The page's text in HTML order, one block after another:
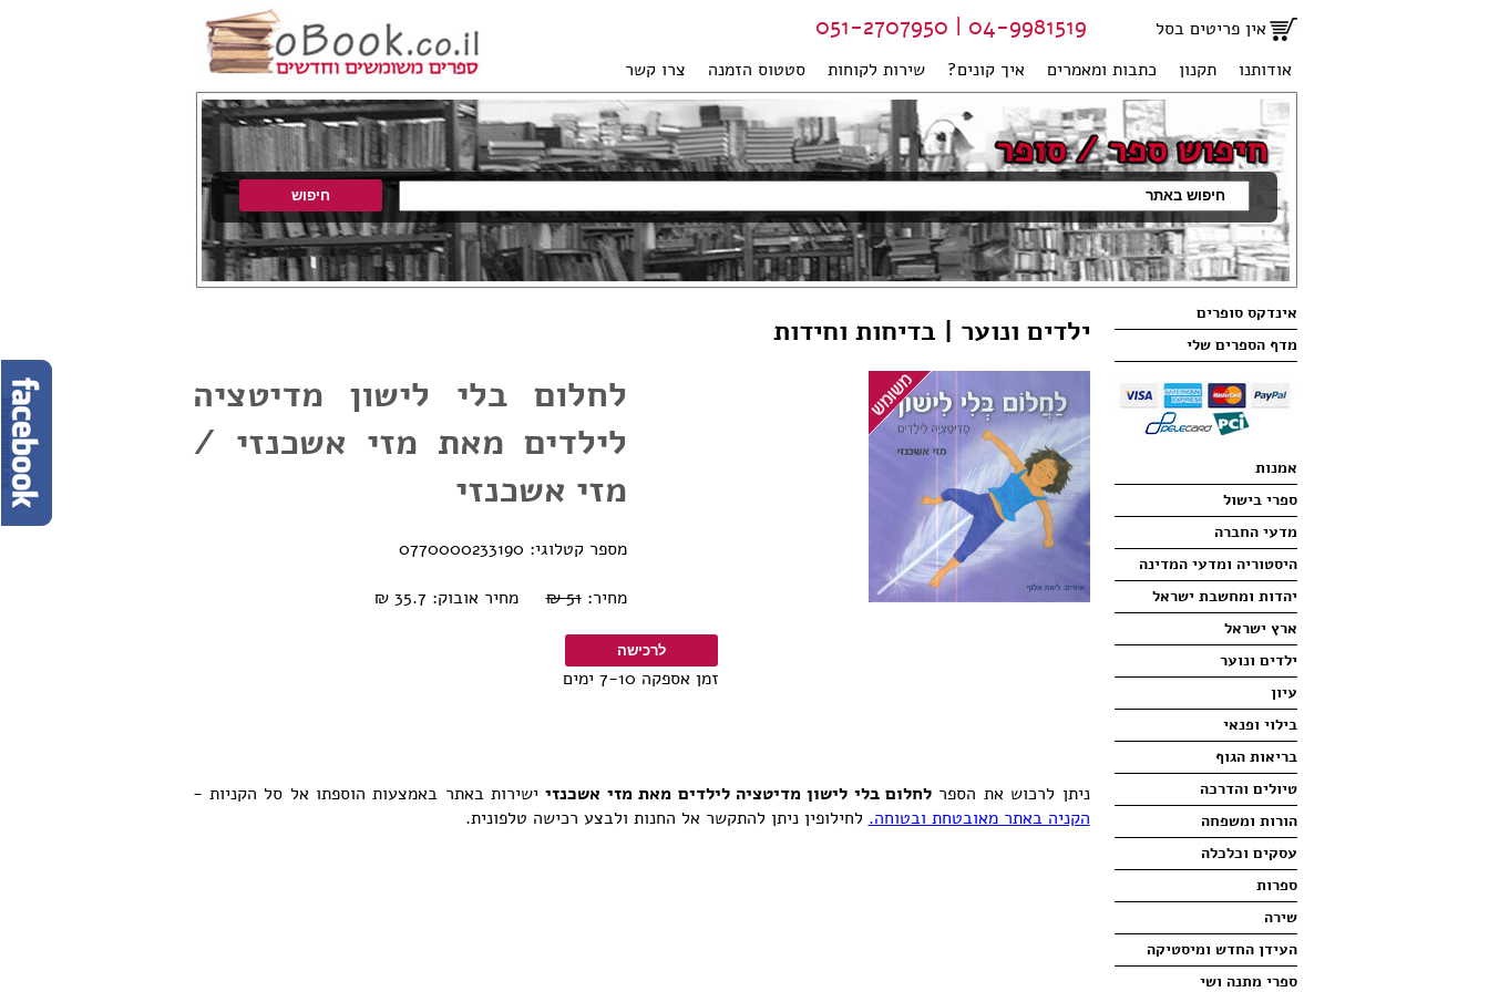
אין פריטים בסל
אודותנו
תקנון כתבות ומאמרים איך קונים? שירות לקוחות סטטוס הזמנה צרו קשר
04-9981519 | 051-2707950
אינדקס סופרים
מדף הספרים שלי
אמנות
ספרי בישול
מדעי החברה
היסטוריה ומדעי המדינה
יהדות ומחשבת ישראל
ארץ ישראל
ילדים ונוער
עיון
בילוי ופנאי
בריאות הגוף
טיולים והדרכה
הורות ומשפחה
עסקים וכלכלה
ספרות
שירה
העידן החדש ומיסטיקה
ספרי מתנה ושי
ילדים ונוער | בדיחות וחידות
לחלום בלי לישון מדיטציה
לילדים מאת מזי אשכנזי /
מזי אשכנזי
מספר קטלוגי: 0770000233190
מחיר:51 ₪ מחיר אובוק: 35.7 ₪
זמן אספקה 7-10 ימים
ניתן לרכוש את הספר לחלום בלי לישון מדיטציה לילדים מאת מזי אשכנזיישירות באתר באמצעות הוספתו אל סל הקניות -
הקניה באתר מאובטחת ובטוחה. לחילופין ניתן להתקשר אל החנות ולבצע רכישה טלפונית.